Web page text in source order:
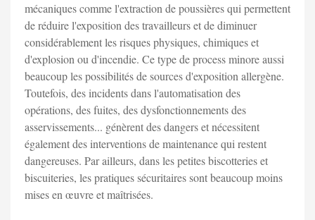
mécaniques comme l'extraction de poussières qui permettent
de réduire l'exposition des travailleurs et de diminuer
considérablement les risques physiques, chimiques et
d'explosion ou d'incendie. Ce type de process minore aussi
beaucoup les possibilités de sources d'exposition allergène.
Toutefois, des incidents dans l'automatisation des
opérations, des fuites, des dysfonctionnements des
asservissements... génèrent des dangers et nécessitent
également des interventions de maintenance qui restent
dangereuses. Par ailleurs, dans les petites biscotteries et
biscuiteries, les pratiques sécuritaires sont beaucoup moins
mises en œuvre et maîtrisées.